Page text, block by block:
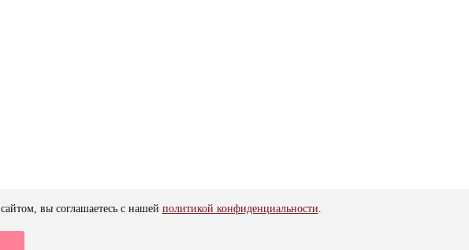
вы соглашаетесь с нашей политикой конфиденциальности.